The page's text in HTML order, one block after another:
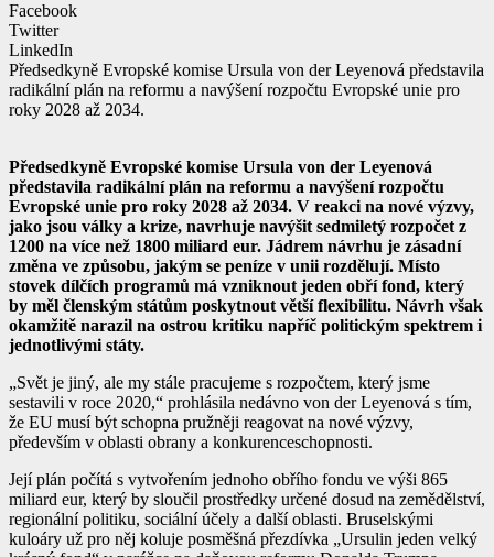
Facebook
Twitter
LinkedIn
Předsedkyně Evropské komise Ursula von der Leyenová představila
radikální plán na reformu a navýšení rozpočtu Evropské unie pro
roky 2028 až 2034.
Předsedkyně Evropské komise Ursula von der Leyenová
představila radikální plán na reformu a navýšení rozpočtu
Evropské unie pro roky 2028 až 2034. V reakci na nové výzvy,
jako jsou války a krize, navrhuje navýšit sedmiletý rozpočet z
1200 na více než 1800 miliard eur. Jádrem návrhu je zásadní
změna ve způsobu, jakým se peníze v unii rozdělují. Místo
stovek dílčích programů má vzniknout jeden obří fond, který
by měl členským státům poskytnout větší flexibilitu. Návrh však
okamžitě narazil na ostrou kritiku napříč politickým spektrem i
jednotlivými státy.
„Svět je jiný, ale my stále pracujeme s rozpočtem, který jsme
sestavili v roce 2020,“ prohlásila nedávno von der Leyenová s tím,
že EU musí být schopna pružněji reagovat na nové výzvy,
především v oblasti obrany a konkurenceschopnosti.
Její plán počítá s vytvořením jednoho obřího fondu ve výši 865
miliard eur, který by sloučil prostředky určené dosud na zemědělství,
regionální politiku, sociální účely a další oblasti. Bruselskými
kuloáry už pro něj koluje posměšná přezdívka „Ursulin jeden velký